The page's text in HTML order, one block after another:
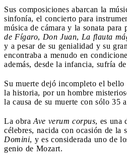
Sus composiciones abarcan la
sinfonía, el concierto para
música de cámara y la sonata para
de Fígaro, Don Juan, La flauta
y a pesar de su genialidad y su
encontraba a menudo en
además, desde la infancia, sufría
Su muerte dejó incompleto el bello
la historia, por un hombre
la causa de su muerte con sólo 35
La obra Ave verum corpus, es una
célebres, nacida con ocasión de la
Domini, y es considerada uno de
genio de Mozart.